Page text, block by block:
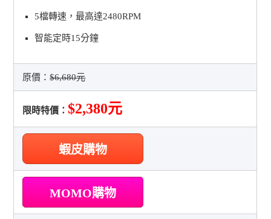
5檔轉速，最高達2480RPM
智能定時15分鐘
原價：$6,680元
限時特價：$2,380元
蝦皮購物
MOMO購物